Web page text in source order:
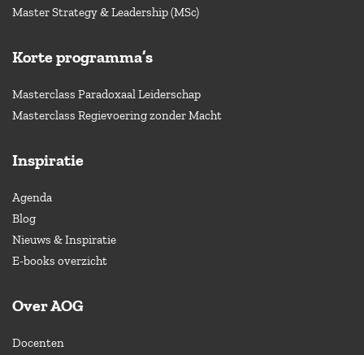
Master Strategy & Leadership (MSc)
Korte programma’s
Masterclass Paradoxaal Leiderschap
Masterclass Regievoering zonder Macht
Inspiratie
Agenda
Blog
Nieuws & Inspiratie
E-books overzicht
Over AOG
Docenten